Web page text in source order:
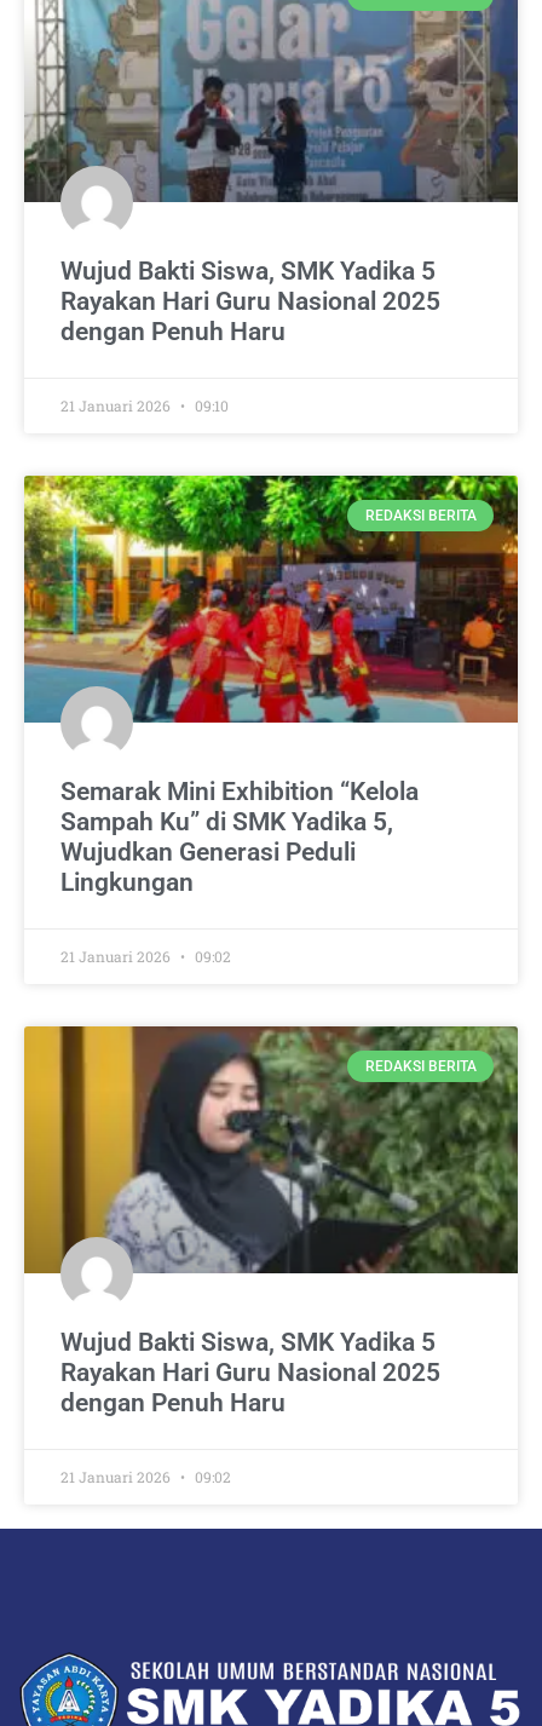
Wujud Bakti Siswa, SMK Yadika 5
Rayakan Hari Guru Nasional 2025
dengan Penuh Haru
21 Januari 2026 09:10
REDAKSI BERITA
Semarak Mini Exhibition “Kelola
Sampah Ku” di SMK Yadika 5,
Wujudkan Generasi Peduli
Lingkungan
21 Januari 2026 09:02
REDAKSI BERITA
Wujud Bakti Siswa, SMK Yadika 5
Rayakan Hari Guru Nasional 2025
dengan Penuh Haru
21 Januari 2026 09:02